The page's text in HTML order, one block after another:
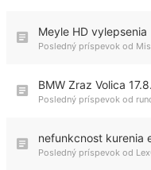
Meyle HD vylepsenia
Posledný príspevok od
BMW Zraz Volica
Posledný príspevok od
nefunkcnost kurenia
Posledný príspevok od